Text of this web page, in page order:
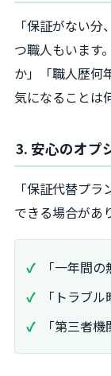
「保証がない
つ職人もいます
か」「職人歴何
気になることは
3. 安心のオプ
「保証代替プ
できる場合があ
「一年間
「トラブ
「第三者